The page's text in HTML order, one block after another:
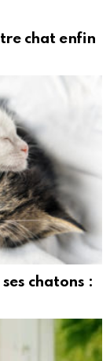
chat enfin
chatons :